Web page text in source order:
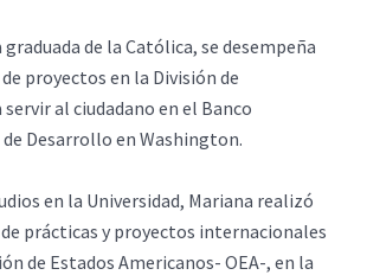
de la Católica, se desempeña
proyectos en la División de
al ciudadano en el Banco
Desarrollo en Washington.
en la Universidad, Mariana realizó
prácticas y proyectos internacionales
de Estados Americanos- OEA-, en la